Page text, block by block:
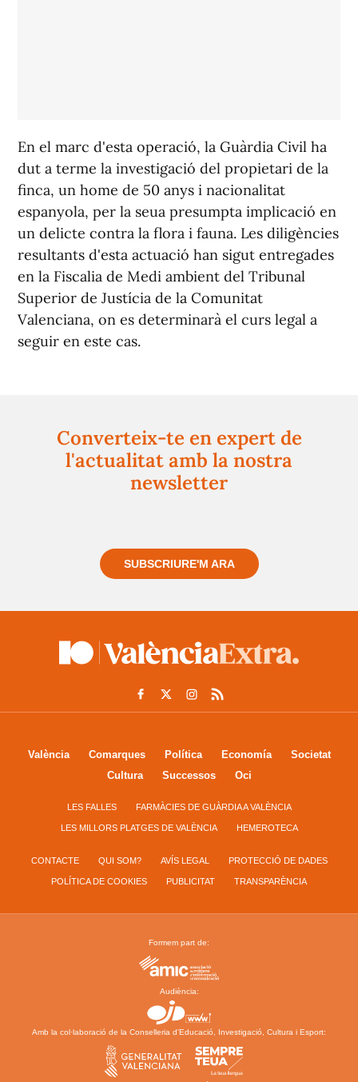
En el marc d'esta operació, la Guàrdia Civil ha
dut a terme la investigació del propietari de la
finca, un home de 50 anys i nacionalitat
espanyola, per la seua presumpta implicació en
un delicte contra la flora i fauna. Les diligències
resultants d'esta actuació han sigut entregades
en la Fiscalia de Medi ambient del Tribunal
Superior de Justícia de la Comunitat
Valenciana, on es determinarà el curs legal a
seguir en este cas.
Converteix-te en expert de
l'actualitat amb la nostra
newsletter
SUBSCRIURE'M ARA
València Comarques Política Economía
Societat
Cultura
Successos Oci
LES FALLES FARMÀCIES DE GUÀRDIA A VALÈNCIA
LES MILLORS PLATGES DE VALÈNCIA HEMEROTECA
CONTACTE QUI SOM? AVÍS LEGAL PROTECCIÓ DE DADES
POLÍTICA DE COOKIES PUBLICITAT TRANSPARÈNCIA
Formem part de:
Audiència:
Amb la col·laboració de la Conselleria d’Educació, Investigació, Cultura i Esport: